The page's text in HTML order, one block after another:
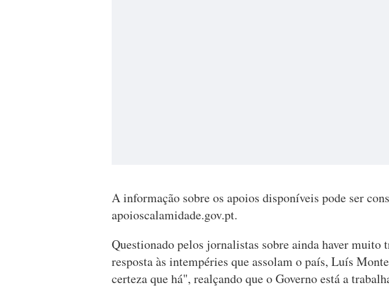
A informação sobre os apoios disponíveis pode ser
apoioscalamidade.gov.pt.
Questionado pelos jornalistas sobre ainda haver muito
resposta às intempéries que assolam o país, Luís
certeza que há", realçando que o Governo está a